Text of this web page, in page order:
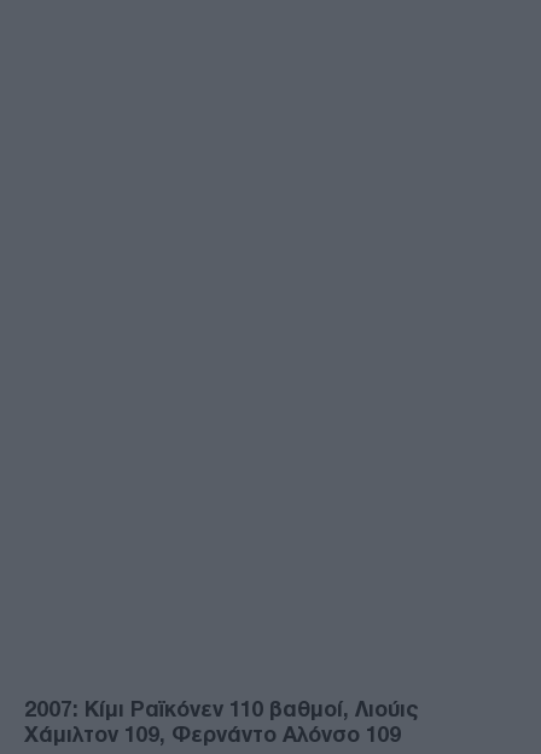
2007: Κίμι Ραϊκόνεν 110 βαθμοί, Λιούις
Χάμιλτον 109, Φερνάντο Αλόνσο 109